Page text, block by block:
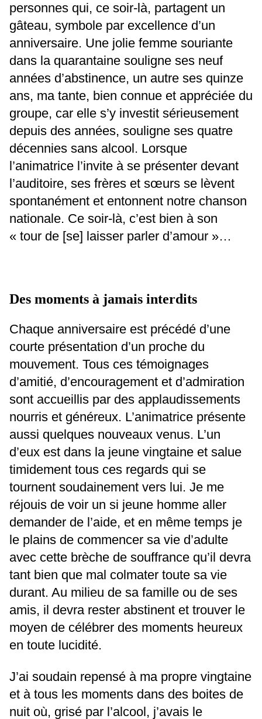
personnes qui, ce soir-là, partagent un
gâteau, symbole par excellence d’un
anniversaire. Une jolie femme souriante
dans la quarantaine souligne ses neuf
années d’abstinence, un autre ses quinze
ans, ma tante, bien connue et appréciée du
groupe, car elle s’y investit sérieusement
depuis des années, souligne ses quatre
décennies sans alcool. Lorsque
l’animatrice l’invite à se présenter devant
l’auditoire, ses frères et sœurs se lèvent
spontanément et entonnent notre chanson
nationale. Ce soir-là, c’est bien à son
« tour de [se] laisser parler d’amour »…
Des moments à jamais interdits
Chaque anniversaire est précédé d’une
courte présentation d’un proche du
mouvement. Tous ces témoignages
d’amitié, d’encouragement et d’admiration
sont accueillis par des applaudissements
nourris et généreux. L’animatrice présente
aussi quelques nouveaux venus. L’un
d’eux est dans la jeune vingtaine et salue
timidement tous ces regards qui se
tournent soudainement vers lui. Je me
réjouis de voir un si jeune homme aller
demander de l’aide, et en même temps je
le plains de commencer sa vie d’adulte
avec cette brèche de souffrance qu’il devra
tant bien que mal colmater toute sa vie
durant. Au milieu de sa famille ou de ses
amis, il devra rester abstinent et trouver le
moyen de célébrer des moments heureux
en toute lucidité.
J’ai soudain repensé à ma propre vingtaine
et à tous les moments dans des boites de
nuit où, grisé par l’alcool, j’avais le